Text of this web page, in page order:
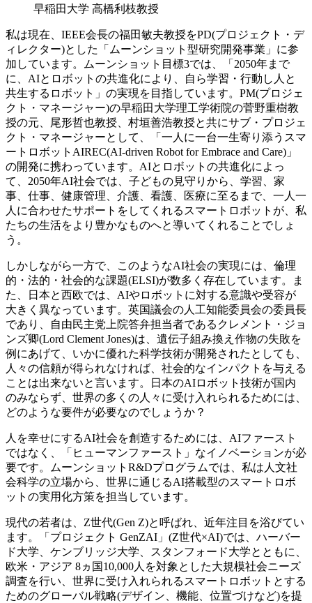
早稲田大学 高橋利枝教授
私は現在、IEEE会長の福田敏夫教授をPD(プロジェクト・デ
ィレクター)とした「ムーンショット型研究開発事業」に参
加しています。ムーンショット目標3では、「2050年まで
に、AIとロボットの共進化により、自ら学習・行動し人と
共生するロボット」の実現を目指しています。PM(プロジェ
クト・マネージャー)の早稲田大学理工学術院の菅野重樹教
授の元、尾形哲也教授、村垣善浩教授と共にサブ・プロジェ
クト・マネージャーとして、「一人に一台一生寄り添うスマ
ートロボットAIREC(AI-driven Robot for Embrace and Care)」
の開発に携わっています。AIとロボットの共進化によっ
て、2050年AI社会では、子どもの見守りから、学習、家
事、仕事、健康管理、介護、看護、医療に至るまで、一人一
人に合わせたサポートをしてくれるスマートロボットが、私
たちの生活をより豊かなものへと導いてくれることでしょ
う。
しかしながら一方で、このようなAI社会の実現には、倫理
的・法的・社会的な課題(ELSI)が数多く存在しています。ま
た、日本と西欧では、AIやロボットに対する意識や受容が
大きく異なっています。英国議会の人工知能委員会の委員長
であり、自由民主党上院答弁担当者であるクレメント・ジョ
ンズ卿(Lord Clement Jones)は、遺伝子組み換え作物の失敗を
例にあげて、いかに優れた科学技術が開発されたとしても、
人々の信頼が得られなければ、社会的なインパクトを与える
ことは出来ないと言います。日本のAIロボット技術が国内
のみならず、世界の多くの人々に受け入れられるためには、
どのような要件が必要なのでしょうか？
人を幸せにするAI社会を創造するためには、AIファースト
ではなく、「ヒューマンファースト」なイノベーションが必
要です。ムーンショットR&Dプログラムでは、私は人文社
会科学の立場から、世界に通じるAI搭載型のスマートロボ
ットの実用化方策を担当しています。
現代の若者は、Z世代(Gen Z)と呼ばれ、近年注目を浴びてい
ます。「プロジェクト GenZAI」(Z世代×AI)では、ハーバー
ド大学、ケンブリッジ大学、スタンフォード大学とともに、
欧米・アジア 8ヵ国10,000人を対象とした大規模社会ニーズ
調査を行い、世界に受け入れられるスマートロボットとする
ためのグローバル戦略(デザイン、機能、位置づけなど)を提